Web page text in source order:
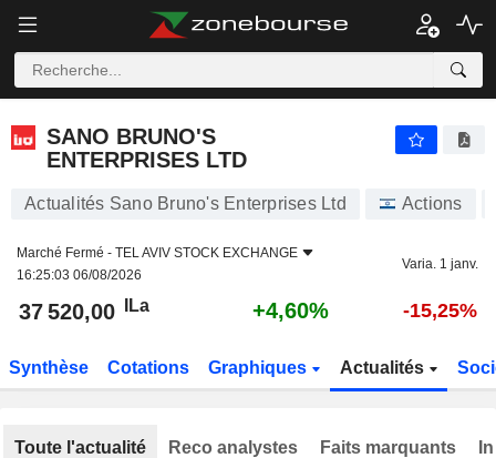
SANO BRUNO'S
ENTERPRISES LTD
Actualités Sano Bruno's Enterprises Ltd Actions
Marché Fermé - TEL AVIV STOCK EXCHANGE
16:25:03 06/08/2026
Varia. 1 janv.
37 520,00 ILa +4,60% -15,25%
Synthèse Cotations Graphiques Actualités
Toute l'actualité Reco analystes Faits marquants